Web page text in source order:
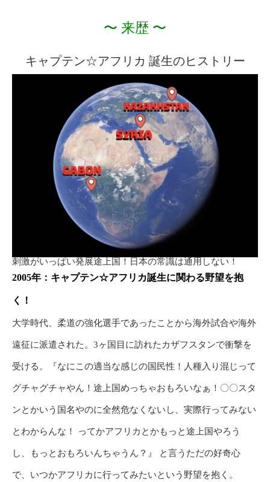
〜 来歴 〜
キャプテン☆アフリカ 誕生のヒストリー
刺激がいっぱい発展途上国！日本の常識は通用しない！
2005年：キャプテン☆アフリカ誕生に関わる野望を抱
く！
大学時代、柔道の強化選手であったことから海外試合や海外
遠征に派遣された。3ヶ国目に訪れたカザフスタンで衝撃を
受ける。『なにこの適当な感じの国民性！人種入り混じって
グチャグチャやん！途上国めっちゃおもろいなぁ！〇〇スタ
ンとかいう国名やのに全然危なくないし、実際行ってみない
とわからんな！ ってかアフリカとかもっと途上国やろう
し、もっとおもろいんちゃうん？』 と言うただの好奇心
で、いつかアフリカに行ってみたいという野望を抱く。